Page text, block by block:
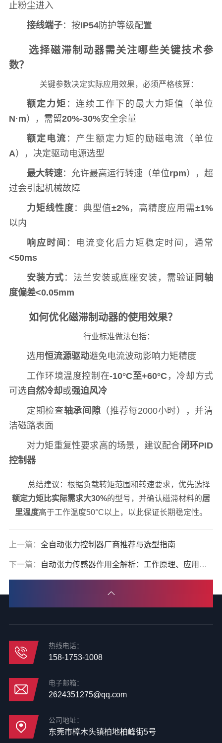
止粉尘进入
接线端子：按IP54防护等级配置
选择磁滞制动器需关注哪些关键技术参
数？
关键参数决定实际应用效果，必须严格核算：
额定力矩 ：连续工作下的最大力矩值（单位
N·m），需留20%-30%安全余量
额定电流 ：产生额定力矩的励磁电流（单位
A），决定驱动电源选型
最大转速：允许最高运行转速（单位rpm），超
过会引起机械故障
力矩线性度 ：典型值±2%，高精度应用需±1%
以内
响应时间 ：电流变化后力矩稳定时间，通常
<50ms
安装方式 ：法兰安装或底座安装，需验证 同轴
度偏差<0.05mm
如何优化磁滞制动器的使用效果？
行业标准做法包括：
选用恒流源驱动避免电流波动影响力矩精度
工作环境温度控制在-10°C至+60°C ，冷却方式
可选自然冷却或强迫风冷
定期检查轴承间隙 （推荐每2000小时），并清
洁磁路表面
对力矩重复性要求高的场景，建议配合闭环PID
控制器
总结建议：根据负载转矩范围和转速要求，优先选择
额定力矩比实际需求大30%的型号，并确认磁滞材料的居
里温度高于工作温度50°C以上，以此保证长期稳定性。
上一篇： 全自动张力控制器厂商推荐与选型指南
下一篇： 自动张力传感器作用全解析：工作原理、应用场景与选型指南
热线电话：
158-1753-1008
电子邮箱：
2624351275@qq.com
公司地址：
东莞市樟木头镇柏地柏峰街5号